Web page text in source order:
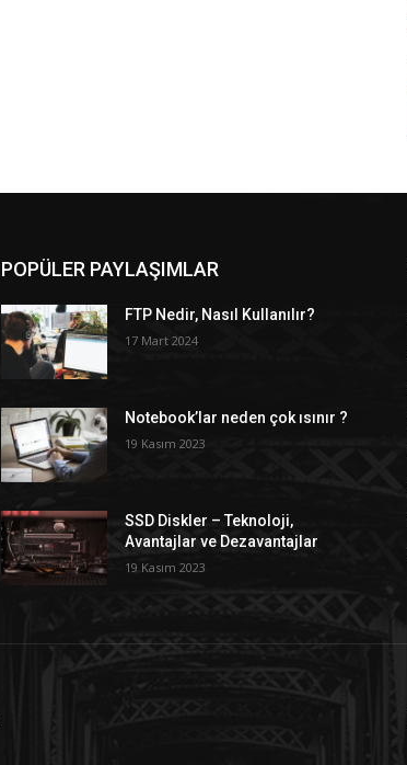
POPÜLER PAYLAŞIMLAR
FTP Nedir, Nasıl Kullanılır?
17 Mart 2024
Notebook’lar neden çok ısınır ?
19 Kasım 2023
SSD Diskler – Teknoloji,
Avantajlar ve Dezavantajlar
19 Kasım 2023